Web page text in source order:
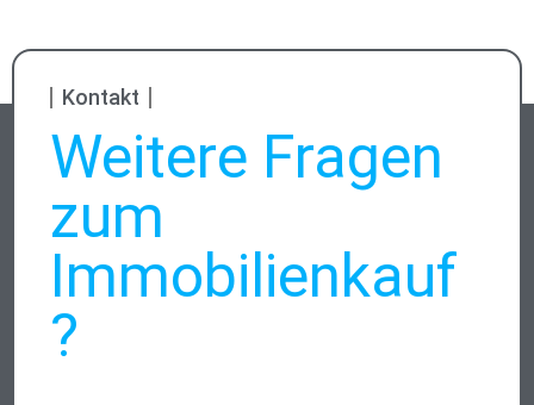
Kontakt
Weitere Fragen
zum
Immobilienkauf
?